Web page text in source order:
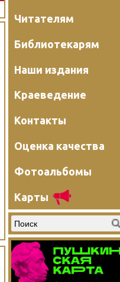
Читателям
Библиотекарям
Наши издания
Краеведение
Контакты
Оценка качества
Фотоальбомы
Карты